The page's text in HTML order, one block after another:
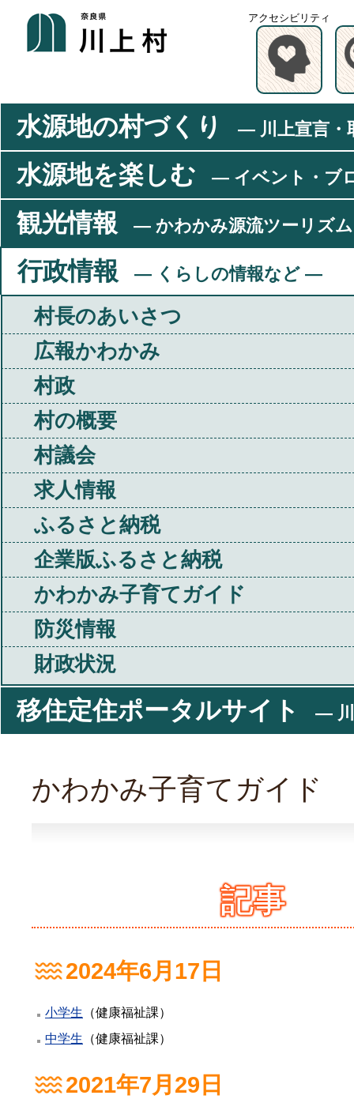
アクセシビリティ
水源地の村づくり ― 川上宣言・
水源地を楽しむ ― イベント・ブ
観光情報 ― かわかみ源流ツーリズ
行政情報 ― くらしの情報など ―
村長のあいさつ
広報かわかみ
村政
村の概要
村議会
求人情報
ふるさと納税
企業版ふるさと納税
かわかみ子育てガイド
防災情報
財政状況
移住定住ポータルサイト ―
かわかみ子育てガイド
記事
2024年6月17日
小学生 （健康福祉課）
中学生 （健康福祉課）
2021年7月29日